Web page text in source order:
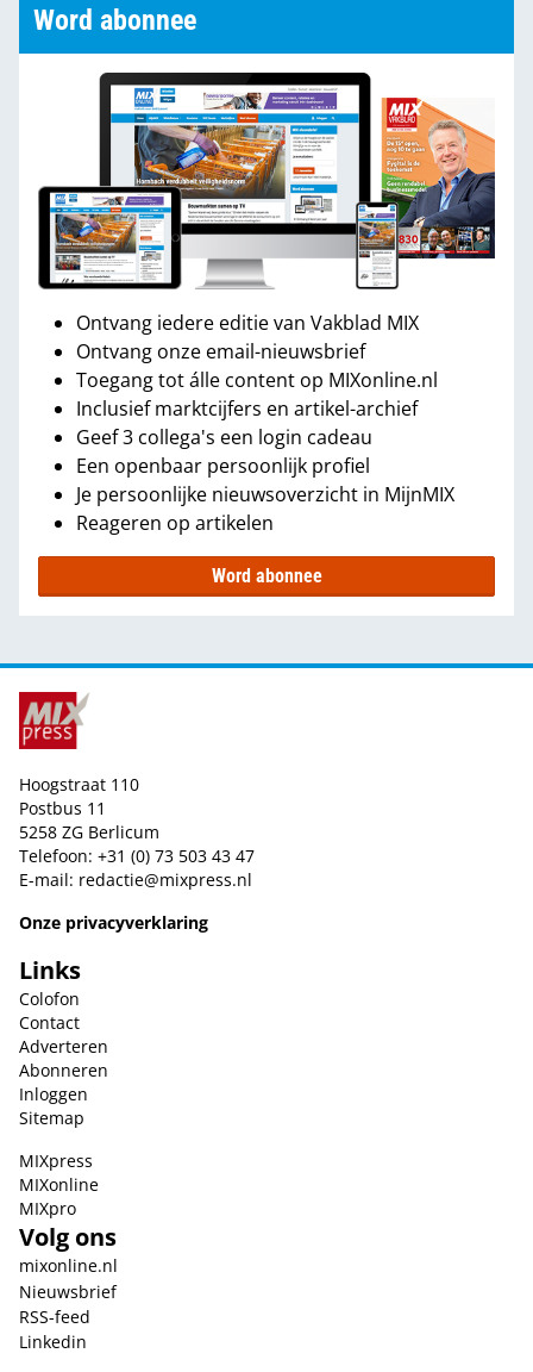
Word abonnee
Ontvang iedere editie van Vakblad MIX
Ontvang onze email-nieuwsbrief
Toegang tot álle content op MIXonline.nl
Inclusief marktcijfers en artikel-archief
Geef 3 collega's een login cadeau
Een openbaar persoonlijk profiel
Je persoonlijke nieuwsoverzicht in MijnMIX
Reageren op artikelen
Word abonnee
Hoogstraat 110
Postbus 11
5258 ZG Berlicum
Telefoon: +31 (0) 73 503 43 47
E-mail: redactie@mixpress.nl
Onze privacyverklaring
Links
Colofon
Contact
Adverteren
Abonneren
Inloggen
Sitemap
MIXpress
MIXonline
MIXpro
Volg ons
mixonline.nl
Nieuwsbrief
RSS-feed
Linkedin